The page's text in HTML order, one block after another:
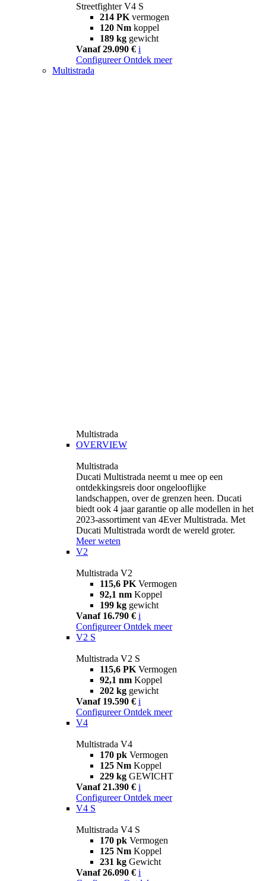
Streetfighter V4 S
214 PK vermogen
120 Nm koppel
189 kg gewicht
Vanaf 29.090 € i
Configureer Ontdek meer
Multistrada
Multistrada
OVERVIEW
Multistrada
Ducati Multistrada neemt u mee op een
ontdekkingsreis door ongelooflijke
landschappen, over de grenzen heen. Ducati
biedt ook 4 jaar garantie op alle modellen in het
2023-assortiment van 4Ever Multistrada. Met
Ducati Multistrada wordt de wereld groter.
Meer weten
V2
Multistrada V2
115,6 PK Vermogen
92,1 nm Koppel
199 kg gewicht
Vanaf 16.790 € i
Configureer Ontdek meer
V2 S
Multistrada V2 S
115,6 PK Vermogen
92,1 nm Koppel
202 kg gewicht
Vanaf 19.590 € i
Configureer Ontdek meer
V4
Multistrada V4
170 pk Vermogen
125 Nm Koppel
229 kg GEWICHT
Vanaf 21.390 € i
Configureer Ontdek meer
V4 S
Multistrada V4 S
170 pk Vermogen
125 Nm Koppel
231 kg Gewicht
Vanaf 26.090 € i